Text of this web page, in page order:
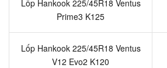
Lốp Hankook 225/45R18 Ventus
Prime3 K125
Lốp Hankook 225/45R18 Ventus
V12 Evo2 K120